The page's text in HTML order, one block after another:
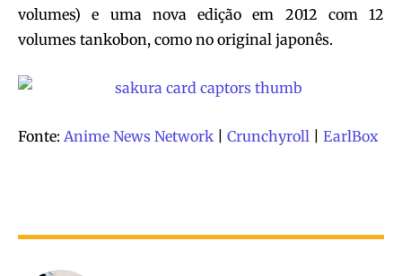
volumes) e uma nova edição em 2012 com 12
volumes tankobon, como no original japonês.
Fonte: Anime News Network Crunchyroll EarlBox